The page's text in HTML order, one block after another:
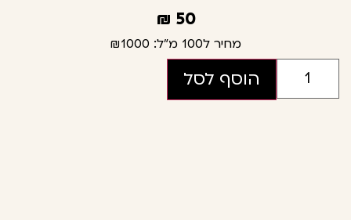
50
₪
מחיר ל100 מ"ל: ₪1000
הוסף לסל